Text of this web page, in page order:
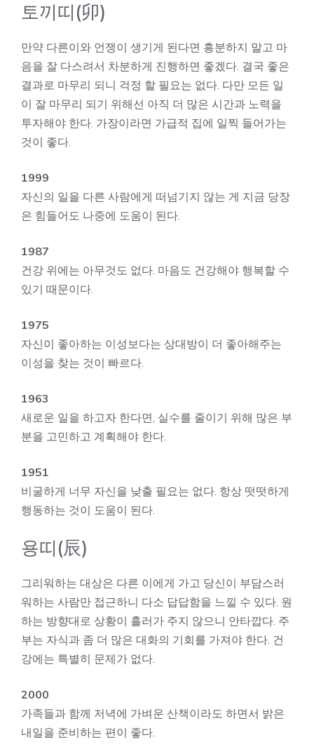
토끼띠(卯)
만약 다른이와 언쟁이 생기게 된다면 흥분하지 말고 마
음을 잘 다스려서 차분하게 진행하면 좋겠다. 결국 좋은
결과로 마무리 되니 걱정 할 필요는 없다. 다만 모든 일
이 잘 마무리 되기 위해선 아직 더 많은 시간과 노력을
투자해야 한다. 가장이라면 가급적 집에 일찍 들어가는
것이 좋다.
1999
자신의 일을 다른 사람에게 떠넘기지 않는 게 지금 당장
은 힘들어도 나중에 도움이 된다.
1987
건강 위에는 아무것도 없다. 마음도 건강해야 행복할 수
있기 때문이다.
1975
자신이 좋아하는 이성보다는 상대방이 더 좋아해주는
이성을 찾는 것이 빠르다.
1963
새로운 일을 하고자 한다면, 실수를 줄이기 위해 많은 부
분을 고민하고 계획해야 한다.
1951
비굴하게 너무 자신을 낮출 필요는 없다. 항상 떳떳하게
행동하는 것이 도움이 된다.
용띠(辰)
그리워하는 대상은 다른 이에게 가고 당신이 부담스러
워하는 사람만 접근하니 다소 답답함을 느낄 수 있다. 원
하는 방향대로 상황이 흘러가 주지 않으니 안타깝다. 주
부는 자식과 좀 더 많은 대화의 기회를 가져야 한다. 건
강에는 특별히 문제가 없다.
2000
가족들과 함께 저녁에 가벼운 산책이라도 하면서 밝은
내일을 준비하는 편이 좋다.